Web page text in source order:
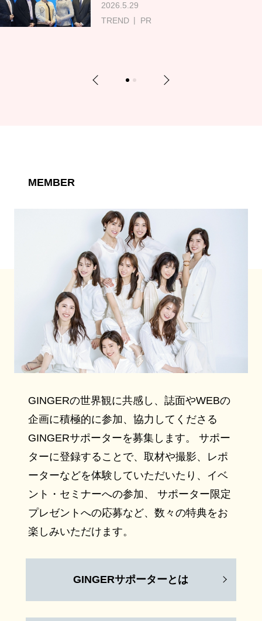
2026.5.29
TREND
PR
Previous 1 2 Next
MEMBER
GINGERの世界観に共感し、誌面やWEBの
企画に積極的に参加、協力してくださる
GINGERサポーターを募集します。 サポー
ターに登録することで、取材や撮影、レポ
ーターなどを体験していただいたり、イベ
ント・セミナーへの参加、 サポーター限定
プレゼントへの応募など、数々の特典をお
楽しみいただけます。
GINGERサポーターとは